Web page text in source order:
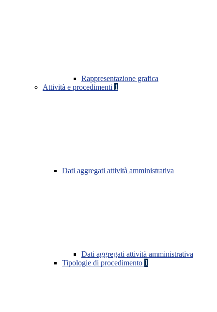
Rappresentazione grafica
Attività e procedimenti 1
Dati aggregati attività amministrativa
Dati aggregati attività amministrativa
Tipologie di procedimento 1